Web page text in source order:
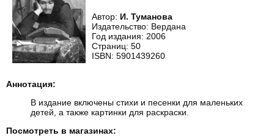
Автор: И. Туманова
Издательство: Вердана
Год издания: 2006
Страниц: 50
ISBN: 5901439260
Аннотация:
В издание включены стихи и песенки для маленьких
детей, а также картинки для раскраски.
Посмотреть в магазинах: